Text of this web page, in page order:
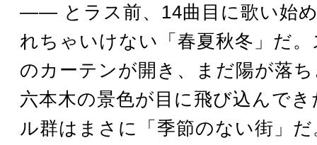
―― とラス前、14曲目に歌い始
れちゃいけない「春夏秋冬」だ
のカーテンが開き、まだ陽が落
六本木の景色が目に飛び込んで
ル群はまさに「季節のない街」